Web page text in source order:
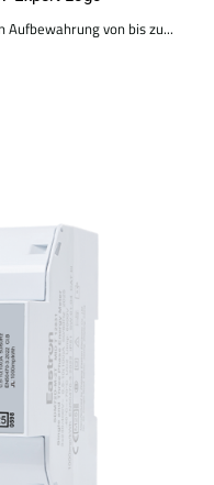
Aufbewahrung von bis zu...